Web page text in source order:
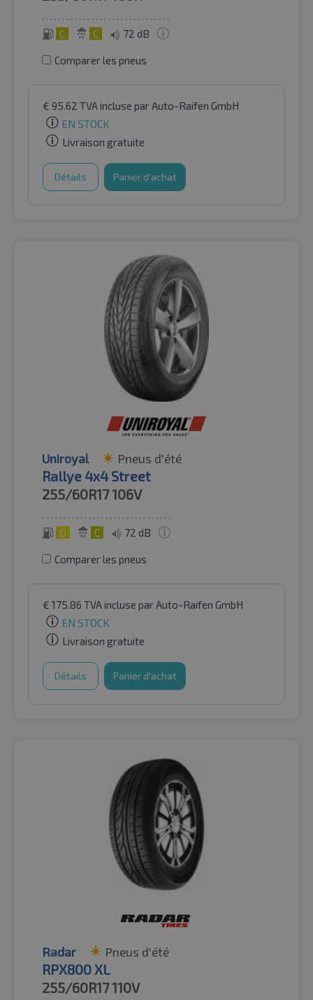
C C 72 dB
Comparer les pneus
€ 95.62 TVA incluse par Auto-Raifen GmbH
EN STOCK
Livraison gratuite
Détails Panier d'achat
Uniroyal Pneus d'été
Rallye 4x4 Street
255/60R17106V
D C 72 dB
Comparer les pneus
€ 175.86 TVA incluse par Auto-Raifen GmbH
EN STOCK
Livraison gratuite
Détails Panier d'achat
Radar Pneus d'été
RPX800 XL
255/60R17110V